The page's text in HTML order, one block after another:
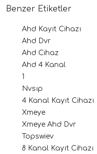
Benzer Etiketler
Ahd Kayıt Cihazı
Ahd Dvr
Ahd Cihaz
Ahd 4 Kanal
1
Nvsıp
4 Kanal Kayıt Cihazı
Xmeye
Xmeye Ahd Dvr
Topswiev
8 Kanal Kayıt Cihazı